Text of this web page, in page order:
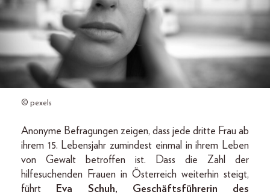
© pexels
Anonyme Befragungen zeigen, dass jede dritte Frau ab
ihrem 15. Lebensjahr zumindest einmal in ihrem Leben
von Gewalt betroffen ist. Dass die Zahl der
hilfesuchenden Frauen in Österreich weiterhin steigt,
führt
Eva Schuh, Geschäftsführerin des